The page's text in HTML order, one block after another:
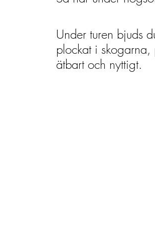
Under turen bjuds
plockat i
ätbart och nyttigt.